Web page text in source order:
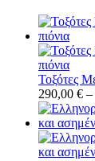
Τοξότες
290,00 € –